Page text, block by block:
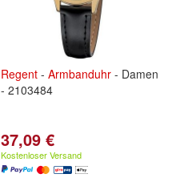
Regent - Armbanduhr - Damen
- 2103484
37,09 €
Kostenloser Versand